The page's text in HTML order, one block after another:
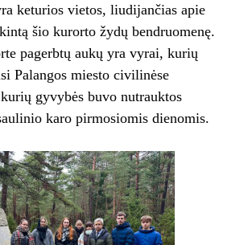
keturios vietos, liudijančias apie
šio kurorto žydų bendruomenę.
pagerbtų aukų yra vyrai, kurių
Palangos miesto civilinėse
gyvybės buvo nutrauktos
karo pirmosiomis dienomis.